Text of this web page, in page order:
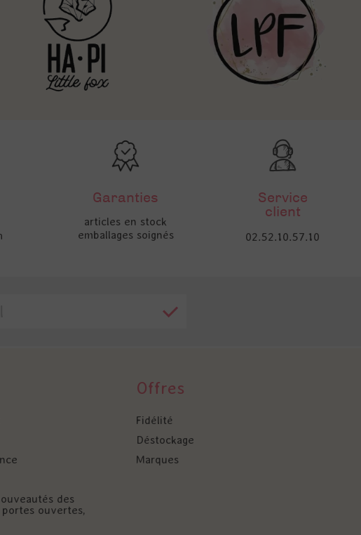
Garanties
articles en stock
emballages soignés
Service
client
02.52.10.57.10
des
ouvertes,
Offres
Fidélité
Déstockage
Marques